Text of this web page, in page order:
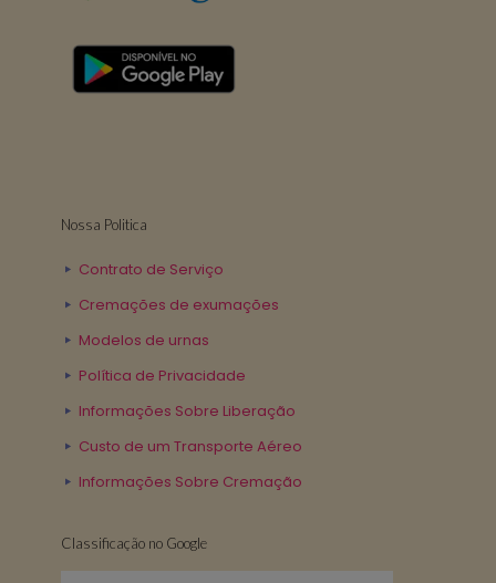
Nossa Politica
Contrato de Serviço
Cremações de exumações
Modelos de urnas
Política de Privacidade
Informações Sobre Liberação
Custo de um Transporte Aéreo
Informações Sobre Cremação
Classificação no Google